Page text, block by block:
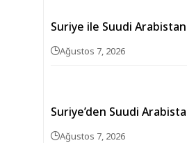
Suriye ile Suudi
Ağustos 7, 2026
Suriye’den Suudi
Ağustos 7, 2026